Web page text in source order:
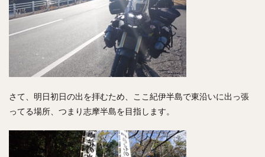
さて、明日初日の出を拝むため、ここ紀伊半島で東沿いに出っ張
ってる場所、つまり志摩半島を目指します。